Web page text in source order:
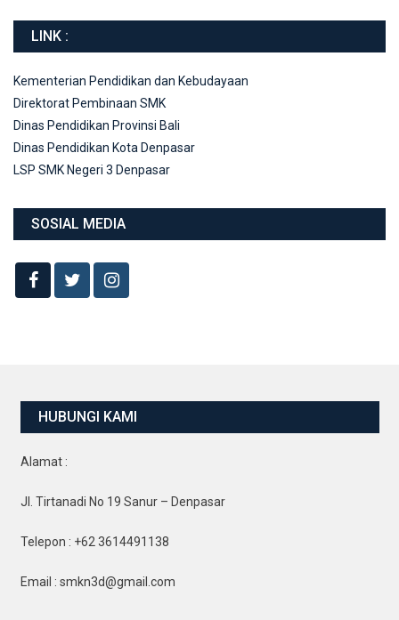
LINK :
Kementerian Pendidikan dan Kebudayaan
Direktorat Pembinaan SMK
Dinas Pendidikan Provinsi Bali
Dinas Pendidikan Kota Denpasar
LSP SMK Negeri 3 Denpasar
SOSIAL MEDIA
HUBUNGI KAMI
Alamat :
Jl. Tirtanadi No 19 Sanur – Denpasar
Telepon : +62 3614491138
Email : smkn3d@gmail.com